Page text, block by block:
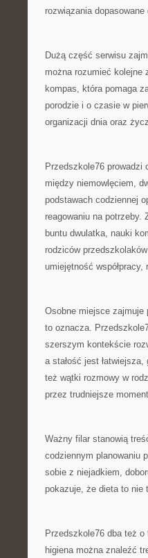
rozwiązania
Dużą część serwisu
można rozumieć kolejne
kompas, która pomaga
porodzie i o czasie w
organizacji dnia oraz
Przedszkole76
między niemowlęciem,
podstawach codziennej
reagowaniu na
buntu dwulatka, nauki
rodziców
umiejętność
Osobne miejsce zajmuje
to oznacza.
szerszym kontekście
a stałość jest
też wątki rozmowy w
przez trudniejsze
Ważny filar stanowią
codziennym planowaniu
sobie z niejadkiem,
pokazuje, że dieta to nie
Przedszkole76 dba też
higiena można znaleźć